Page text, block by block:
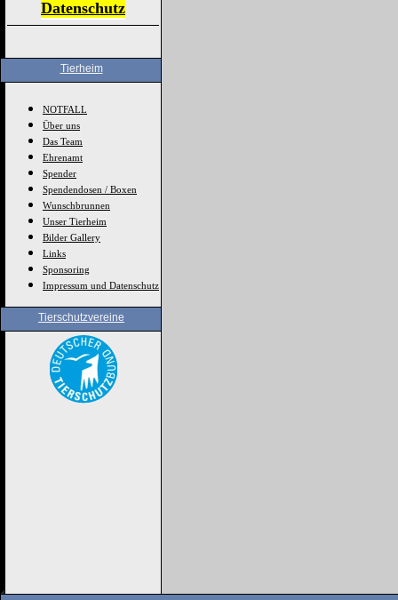
Datenschutz
Tierheim
NOTFALL
Über uns
Das Team
Ehrenamt
Spender
Spendendosen / Boxen
Wunschbrunnen
Unser Tierheim
Bilder Gallery
Links
Sponsoring
Impressum und Datenschutz
Tierschutzvereine